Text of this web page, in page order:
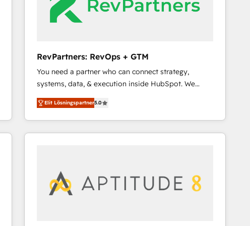
RevPartners: RevOps + GTM
You need a partner who can connect strategy,
systems, data, & execution inside HubSpot. We
bridge the gap where most agencies fall short by
combining GTM strategy with technical execution to
solve the right problem with the right solution. As the
only firm in the world to hold Elite Partner
market execution. Why B2B Businesses Choose RP: -
Secure: Soc2 compliant 🛡️ - Pricing: Implementations
Elit Lösningspartner5.0